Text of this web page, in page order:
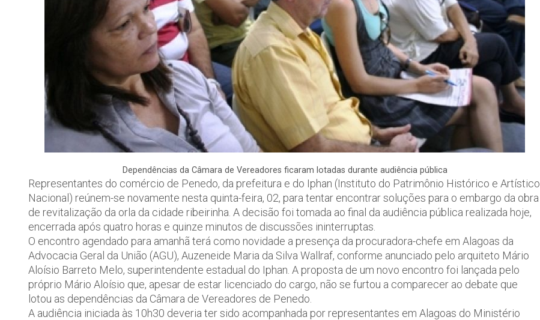
Dependências da Câmara de Vereadores ficaram lotadas durante audiência pública
Representantes do comércio de Penedo, da prefeitura e do Iphan (Instituto do Patrimônio Histórico e Artístico
Nacional) reúnem-se novamente nesta quinta-feira, 02, para tentar encontrar soluções para o embargo da obra
de revitalização da orla da cidade ribeirinha. A decisão foi tomada ao final da audiência pública realizada hoje,
encerrada após quatro horas e quinze minutos de discussões ininterruptas.
O encontro agendado para amanhã terá como novidade a presença da procuradora-chefe em Alagoas da
Advocacia Geral da União (AGU), Auzeneide Maria da Silva Wallraf, conforme anunciado pelo arquiteto Mário
Aloísio Barreto Melo, superintendente estadual do Iphan. A proposta de um novo encontro foi lançada pelo
próprio Mário Aloísio que, apesar de estar licenciado do cargo, não se furtou a comparecer ao debate que
lotou as dependências da Câmara de Vereadores de Penedo.
A audiência iniciada às 10h30 deveria ter sido acompanhada por representantes em Alagoas do Ministério